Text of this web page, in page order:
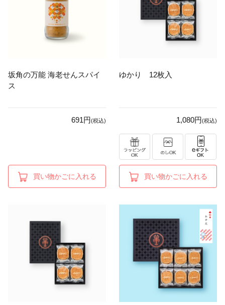
坂角の万能 海老せんスパイ
ス
691円(税込)
買い物かごに入れる
ゆかり 12枚入
1,080円(税込)
買い物かごに入れる